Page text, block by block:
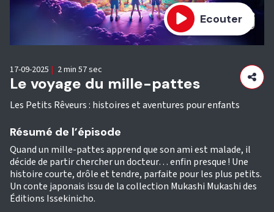
Ecouter
Le voyage du mille-pattes
Les Petits Rêveurs : histoires et aventures pour enfants
17-09-2025 | 2 min 57 sec
Résumé de l’épisode
Quand un mille-pattes apprend que son ami est malade, il
décide de partir chercher un docteur… enfin presque ! Une
histoire courte, drôle et tendre, parfaite pour les plus petits.
Un conte japonais issu de la collection Mukashi Mukashi des
Éditions Issekinicho.